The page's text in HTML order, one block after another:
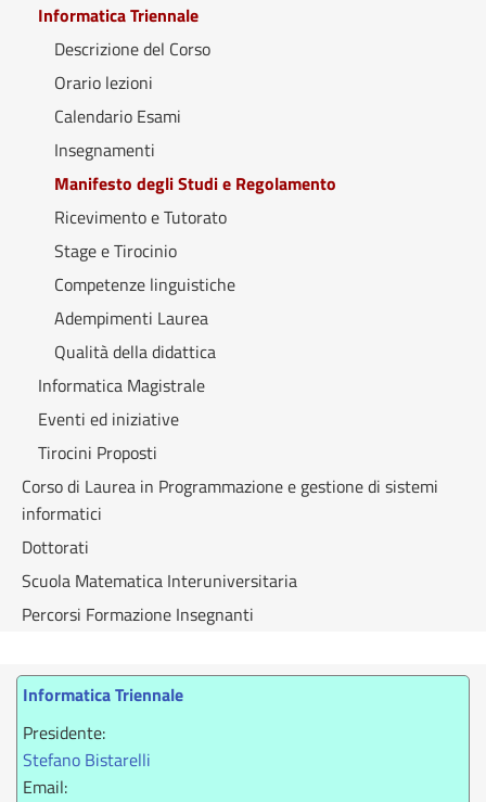
Informatica Triennale
Descrizione del Corso
Orario lezioni
Calendario Esami
Insegnamenti
Manifesto degli Studi e Regolamento
Ricevimento e Tutorato
Stage e Tirocinio
Competenze linguistiche
Adempimenti Laurea
Qualità della didattica
Informatica Magistrale
Eventi ed iniziative
Tirocini Proposti
Corso di Laurea in Programmazione e gestione di sistemi
informatici
Dottorati
Scuola Matematica Interuniversitaria
Percorsi Formazione Insegnanti
Informatica Triennale
Presidente:
Stefano Bistarelli
Email: